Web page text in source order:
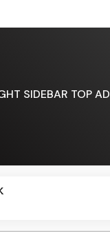
SIDEBAR TOP AD